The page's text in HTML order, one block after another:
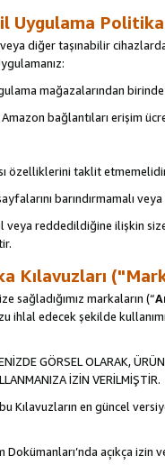
Uygulama
diğer taşınabilir
mağazalarından birinde
bağlantıları erişim
özelliklerini taklit
barındırmamalı
reddedildiğine ilişkin
Kılavuzları
sağladığımız markaların (“
ihlal edecek şekilde
GÖRSEL OLARAK,
İZİN VERİLMİŞTİR.
Kılavuzların en güncel
Dokümanları’nda açıkça